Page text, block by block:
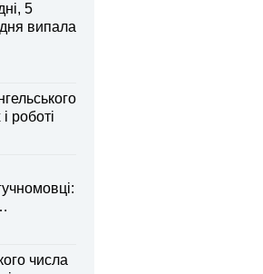
5
випала
роботі
числа